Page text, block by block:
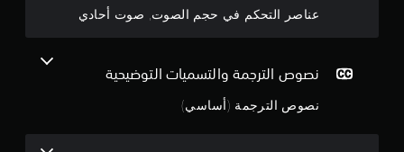
4
ج
عناصر التحكم في حجم الصوت, صوت أحادي
نصوص الترجمة والتسميات التوضيحية
نصوص الترجمة (أساسي)
ل
و
ة